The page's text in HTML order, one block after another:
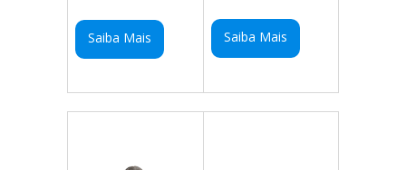
Saiba Mais Saiba Mais